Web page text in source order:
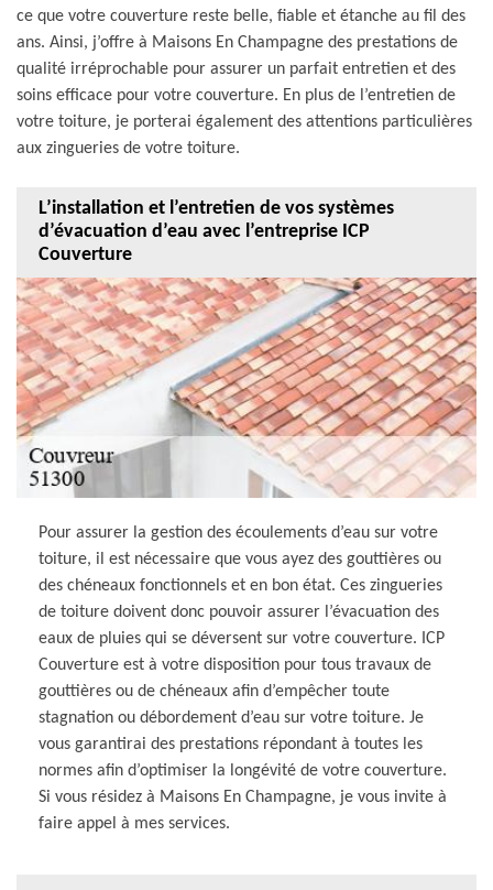
ce que votre couverture reste belle, fiable et étanche au fil des
ans. Ainsi, j’offre à Maisons En Champagne des prestations de
qualité irréprochable pour assurer un parfait entretien et des
soins efficace pour votre couverture. En plus de l’entretien de
votre toiture, je porterai également des attentions particulières
aux zingueries de votre toiture.
L’installation et l’entretien de vos systèmes
d’évacuation d’eau avec l’entreprise ICP
Couverture
Pour assurer la gestion des écoulements d’eau sur votre
toiture, il est nécessaire que vous ayez des gouttières ou
des chéneaux fonctionnels et en bon état. Ces zingueries
de toiture doivent donc pouvoir assurer l’évacuation des
eaux de pluies qui se déversent sur votre couverture. ICP
Couverture est à votre disposition pour tous travaux de
gouttières ou de chéneaux afin d’empêcher toute
stagnation ou débordement d’eau sur votre toiture. Je
vous garantirai des prestations répondant à toutes les
normes afin d’optimiser la longévité de votre couverture.
Si vous résidez à Maisons En Champagne, je vous invite à
faire appel à mes services.